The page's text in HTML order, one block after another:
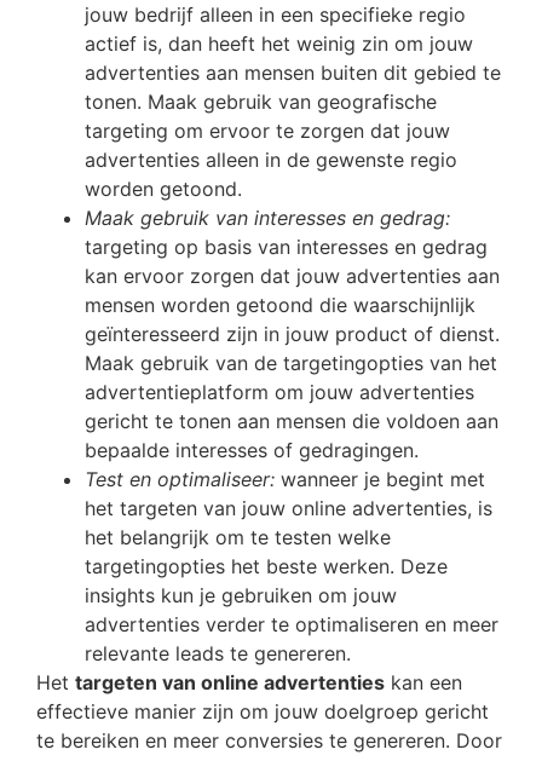
jouw bedrijf alleen in een specifieke regio
actief is, dan heeft het weinig zin om jouw
advertenties aan mensen buiten dit gebied te
tonen. Maak gebruik van geografische
targeting om ervoor te zorgen dat jouw
advertenties alleen in de gewenste regio
worden getoond.
Maak gebruik van interesses en gedrag:
targeting op basis van interesses en gedrag
kan ervoor zorgen dat jouw advertenties aan
mensen worden getoond die waarschijnlijk
geïnteresseerd zijn in jouw product of dienst.
Maak gebruik van de targetingopties van het
advertentieplatform om jouw advertenties
gericht te tonen aan mensen die voldoen aan
bepaalde interesses of gedragingen.
Test en optimaliseer: wanneer je begint met
het targeten van jouw online advertenties, is
het belangrijk om te testen welke
targetingopties het beste werken. Deze
insights kun je gebruiken om jouw
advertenties verder te optimaliseren en meer
relevante leads te genereren.
Het targeten van online advertenties kan een
effectieve manier zijn om jouw doelgroep gericht
te bereiken en meer conversies te genereren. Door